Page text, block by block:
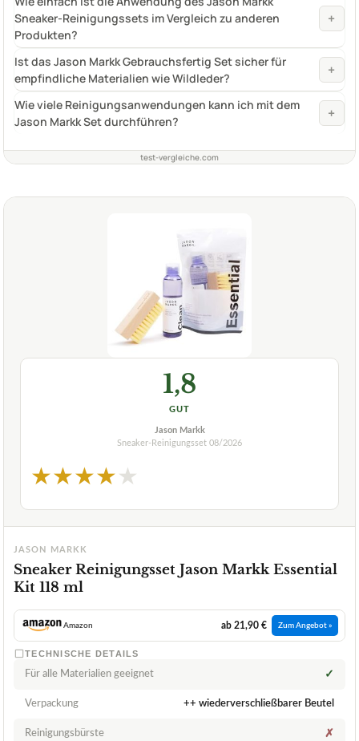
Sneaker-Reinigungssets im Vergleich zu anderen
Produkten?
+
Ist das Jason Markk Gebrauchsfertig Set sicher für
empfindliche Materialien wie Wildleder?
+
Wie viele Reinigungsanwendungen kann ich mit dem
Jason Markk Set durchführen?
+
test-vergleiche.com
1,8
GUT
Jason Markk
Sneaker-Reinigungsset 08/2026
★★★★★
JASON MARKK
Sneaker Reinigungsset Jason Markk Essential
Kit 118 ml
Amazon ab 21,90 € Zum Angebot »
TECHNISCHE DETAILS
Für alle Materialien geeignet ✓
Verpackung ++ wiederverschließbarer Beutel
Reinigungsbürste ✗